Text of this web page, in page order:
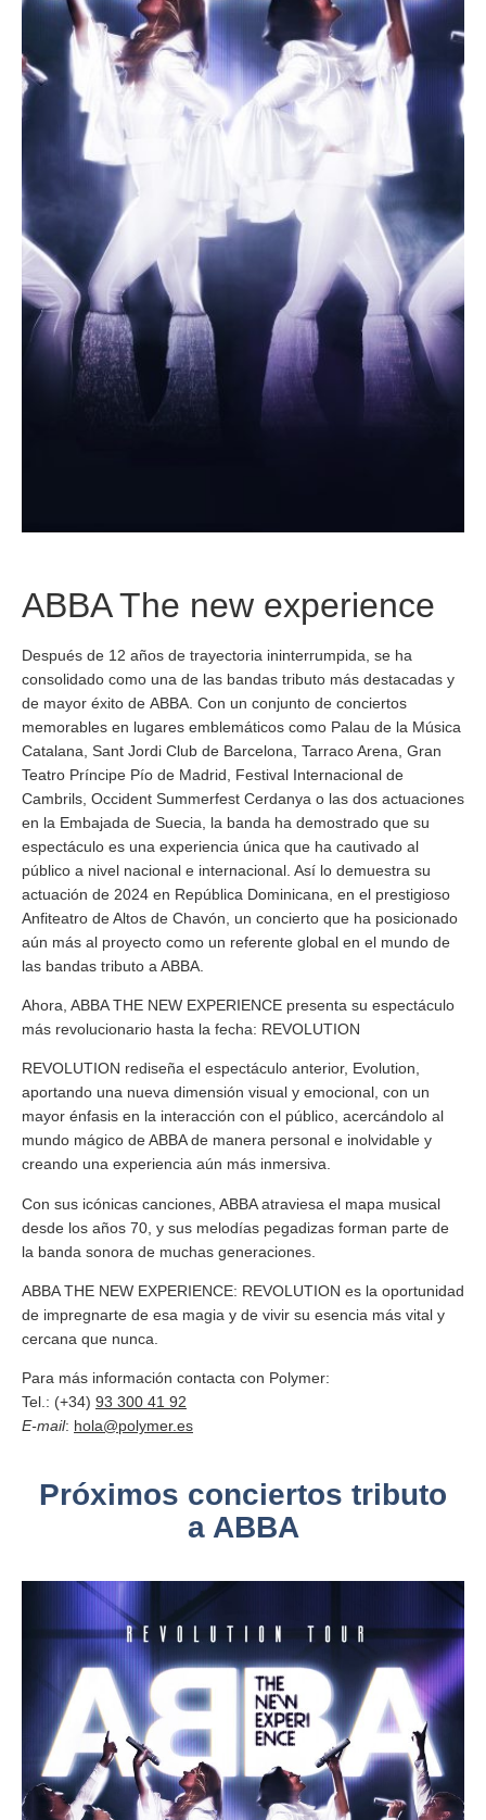
ABBA The new experience
Después de 12 años de trayectoria ininterrumpida, se ha
consolidado como una de las bandas tributo más destacadas y
de mayor éxito de ABBA . Con un conjunto de conciertos
memorables en lugares emblemáticos como Palau de la Música
Catalana, Sant Jordi Club de Barcelona, Tarraco Arena, Gran
Teatro Príncipe Pío de Madrid, Festival Internacional de
Cambrils, Occident Summerfest Cerdanya o las dos actuaciones
en la Embajada de Suecia, la banda ha demostrado que su
espectáculo es una experiencia única que ha cautivado al
público a nivel nacional e internacional. Así lo demuestra su
actuación de 2024 en República Dominicana, en el prestigioso
Anfiteatro de Altos de Chavón, un concierto que ha posicionado
aún más al proyecto como un referente global en el mundo de
las bandas tributo a ABBA.
Ahora, ABBA THE NEW EXPERIENCE presenta su espectáculo
más revolucionario hasta la fecha: REVOLUTION
REVOLUTION rediseña el espectáculo anterior, Evolution,
aportando una nueva dimensión visual y emocional, con un
mayor énfasis en la interacción con el público, acercándolo al
mundo mágico de ABBA de manera personal e inolvidable y
creando una experiencia aún más inmersiva.
Con sus icónicas canciones, ABBA atraviesa el mapa musical
desde los años 70, y sus melodías pegadizas forman parte de
la banda sonora de muchas generaciones.
ABBA THE NEW EXPERIENCE: REVOLUTION es la oportunidad
de impregnarte de esa magia y de vivir su esencia más vital y
cercana que nunca.
Para más información contacta con Polymer:
Tel.: (+34) 93 300 41 92
E-mail: hola@polymer.es
Próximos conciertos tributo
a ABBA